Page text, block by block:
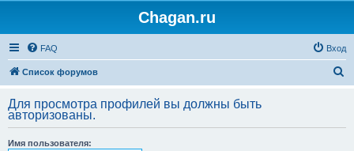
Chagan.ru
FAQ Вход
Список форумов
с
Для просмотра профилей вы должны быть
авторизованы.
Имя пользователя: